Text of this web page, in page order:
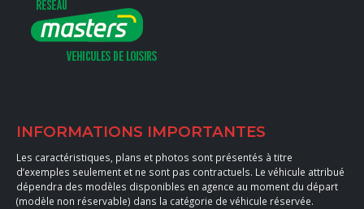
INFORMATIONS IMPORTANTES
Les caractéristiques, plans et photos sont présentés à titre
d’exemples seulement et ne sont pas contractuels. Le véhicule attribué
dépendra des modèles disponibles en agence au moment du départ
(modèle non réservable) dans la catégorie de véhicule réservée.